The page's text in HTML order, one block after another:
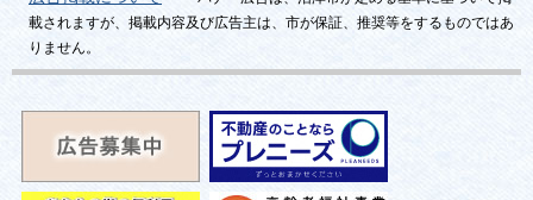
載されますが、掲載内容及び広告主は、市が保証、推奨等をするものではあ
りません。